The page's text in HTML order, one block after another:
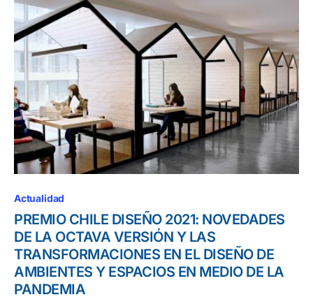
Actualidad
PREMIO CHILE DISEÑO 2021: NOVEDADES
DE LA OCTAVA VERSIÓN Y LAS
TRANSFORMACIONES EN EL DISEÑO DE
AMBIENTES Y ESPACIOS EN MEDIO DE LA
PANDEMIA